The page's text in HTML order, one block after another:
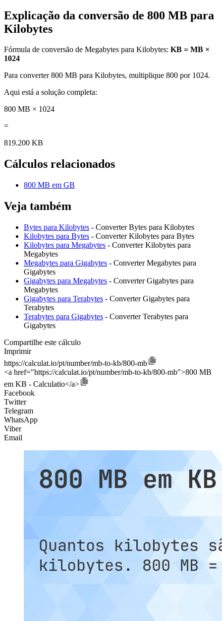
Explicação da conversão de 800 MB para
Kilobytes
Fórmula de conversão de Megabytes para Kilobytes: KB = MB ×
1024
Para converter 800 MB para Kilobytes, multiplique 800 por 1024.
Aqui está a solução completa:
800 MB × 1024
=
819.200 KB
Cálculos relacionados
800 MB em GB
Veja também
Bytes para Kilobytes - Converter Bytes para Kilobytes
Kilobytes para Bytes - Converter Kilobytes para Bytes
Kilobytes para Megabytes - Converter Kilobytes para
Megabytes
Megabytes para Gigabytes - Converter Megabytes para
Gigabytes
Gigabytes para Megabytes - Converter Gigabytes para
Megabytes
Gigabytes para Terabytes - Converter Gigabytes para
Terabytes
Terabytes para Gigabytes - Converter Terabytes para
Gigabytes
Compartilhe este cálculo
Imprimir
https://calculat.io/pt/number/mb-to-kb/800-mb
<a href="https://calculat.io/pt/number/mb-to-kb/800-mb">800 MB
em KB - Calculatio</a>
Facebook
Twitter
Telegram
WhatsApp
Viber
Email